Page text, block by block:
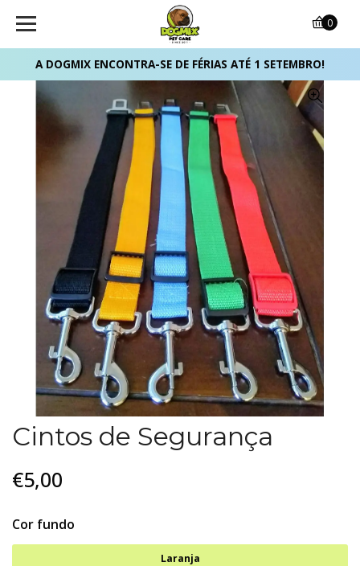
A DOGMIX ENCONTRA-SE DE FÉRIAS ATÉ 1 SETEMBRO!
0
Cintos de Segurança
€5,00
Cor fundo
Laranja